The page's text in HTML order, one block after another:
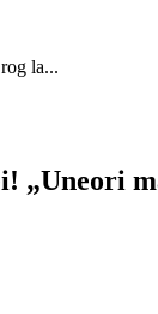
la...